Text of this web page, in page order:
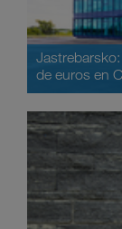
de euros en